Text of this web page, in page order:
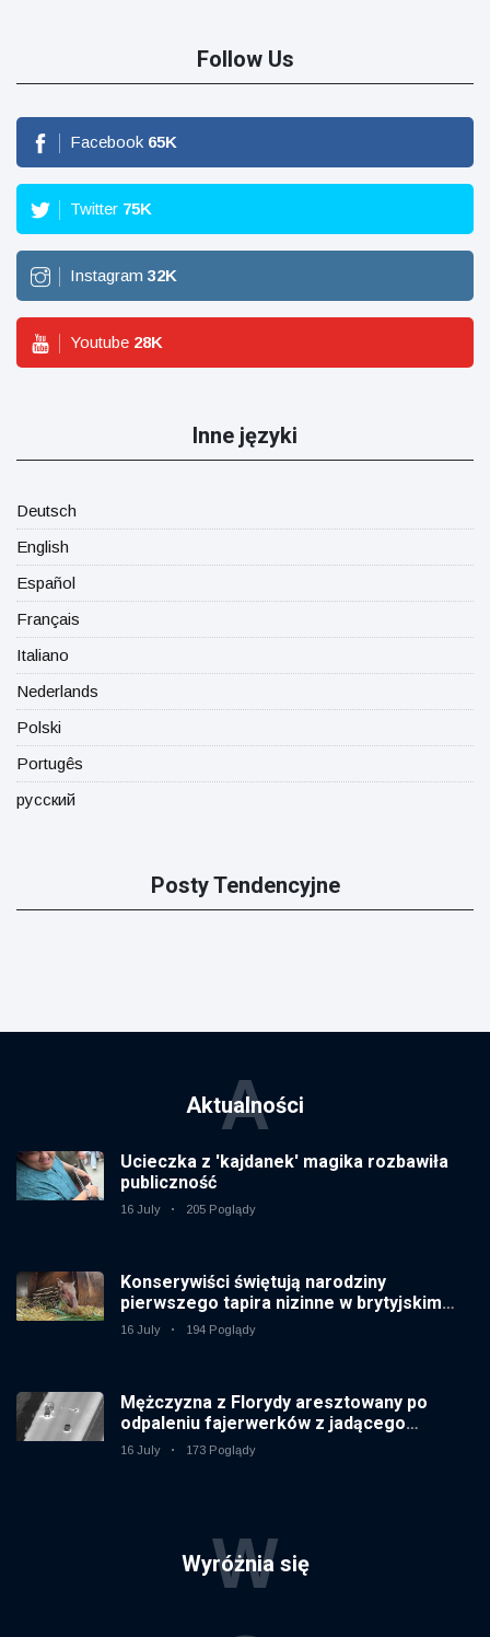
Follow Us
Facebook 65K
Twitter 75K
Instagram 32K
Youtube 28K
Inne języki
Deutsch
English
Español
Français
Italiano
Nederlands
Polski
Portugês
русский
Posty Tendencyjne
Aktualności
A
Ucieczka z 'kajdanek' magika rozbawiła
publiczność
16 July 205 Poglądy
Konserywiści świętują narodziny
pierwszego tapira nizinne w brytyjskim
zoo od 14 lat
16 July 194 Poglądy
Mężczyzna z Florydy aresztowany po
odpaleniu fajerwerków z jadącego
samochodu
16 July 173 Poglądy
Wyróżnia się
W